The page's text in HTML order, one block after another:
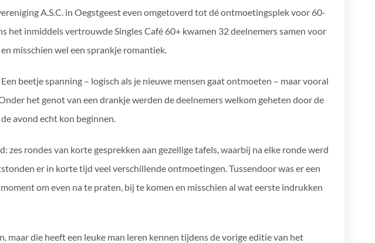
A.S.C. in Oegstgeest even omgetoverd tot dé ontmoetingsplek voor 60-
het inmiddels vertrouwde Singles Café 60+ kwamen 32 deelnemers samen voor
misschien wel een sprankje romantiek.
beetje spanning – logisch als je nieuwe mensen gaat ontmoeten – maar vooral
het genot van een drankje werden de deelnemers welkom geheten door de
avond echt kon beginnen.
zes rondes van korte gesprekken aan gezellige tafels, waarbij na elke ronde werd
er in korte tijd veel verschillende ontmoetingen. Tussendoor was er een
om even na te praten, bij te komen en misschien al wat eerste indrukken
maar die heeft een leuke man leren kennen tijdens de vorige editie van het